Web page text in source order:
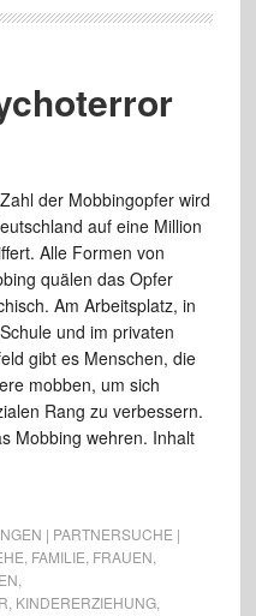
der Mobbingopfer wird
auf eine Million
Alle Formen von
quälen das Opfer
Am Arbeitsplatz, in
und im privaten
gibt es Menschen, die
mobben, um sich
Rang zu verbessern.
Mobbing wehren. Inhalt
| PARTNERSUCHE |
FAMILIE FRAUEN
KINDERERZIEHUNG,